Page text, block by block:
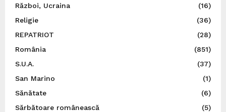
Război, Ucraina
(16)
Religie
(36)
REPATRIOT
(28)
România
(851)
S.U.A.
(37)
San Marino
(1)
Sănătate
(6)
Sărbătoare românească
(5)